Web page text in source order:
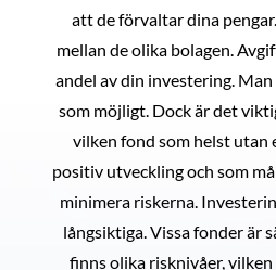
att de förvaltar dina
mellan de olika bolagen.
andel av din investering.
som möjligt. Dock är det
vilken fond som helst utan
positiv utveckling och som
minimera riskerna.
långsiktiga. Vissa fonder är
finns olika risknivåer,